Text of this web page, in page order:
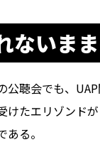
ないま
公聴会でも、
けたエリゾンド
る。